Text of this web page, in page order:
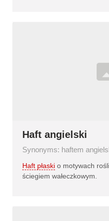
Haft angielski
Synonyms: haftem
Haft płaski o motywach
ściegiem wałeczkowym.